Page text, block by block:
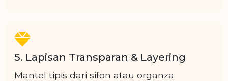
5. Lapisan Transparan & Layering
Mantel tipis dari sifon atau organza